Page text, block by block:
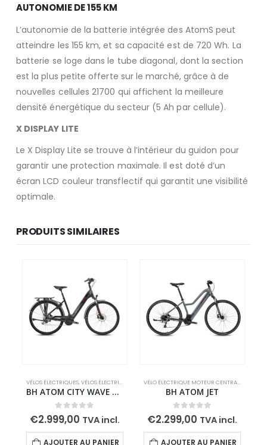
AUTONOMIE DE 155 KM
L’autonomie de la batterie intégrée des AtomS peut
atteindre les 155 km, et sa capacité est de 720 Wh. La
batterie se loge dans le tube diagonal, dont la section
est la plus petite offerte sur le marché, grâce à de
nouvelles cellules 21700 qui affichent la meilleure
densité énergétique du secteur (5 Ah par cellule).
X DISPLAY LITE
Le X Display Lite se trouve à l’intérieur du guidon pour
garantir une protection maximale. Il est doté d’un
écran LCD couleur transflectif qui garantit une visibilité
optimale.
PRODUITS SIMILAIRES
VÉLOS ÉLECTRIQUES,VÉLOS ÉLECTRIQUES DE RANDONNÉE
BH ATOM CITY WAVE PRO
0out of 5
€2.999,00 TVA incl.
AJOUTER AU PANIER
VÉLO ÉLECTRIQUE MOTEUR CENTRAL,
BH ATOM JET
0out of 5
€2.299,00 TVA incl.
AJOUTER AU PANIER